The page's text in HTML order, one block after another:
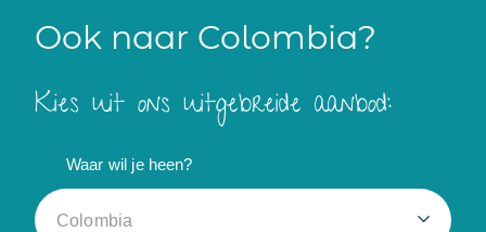
Ook naar Colombia?
Kies uit ons uitgebreide aanbod:
Waar wil je heen?
Colombia